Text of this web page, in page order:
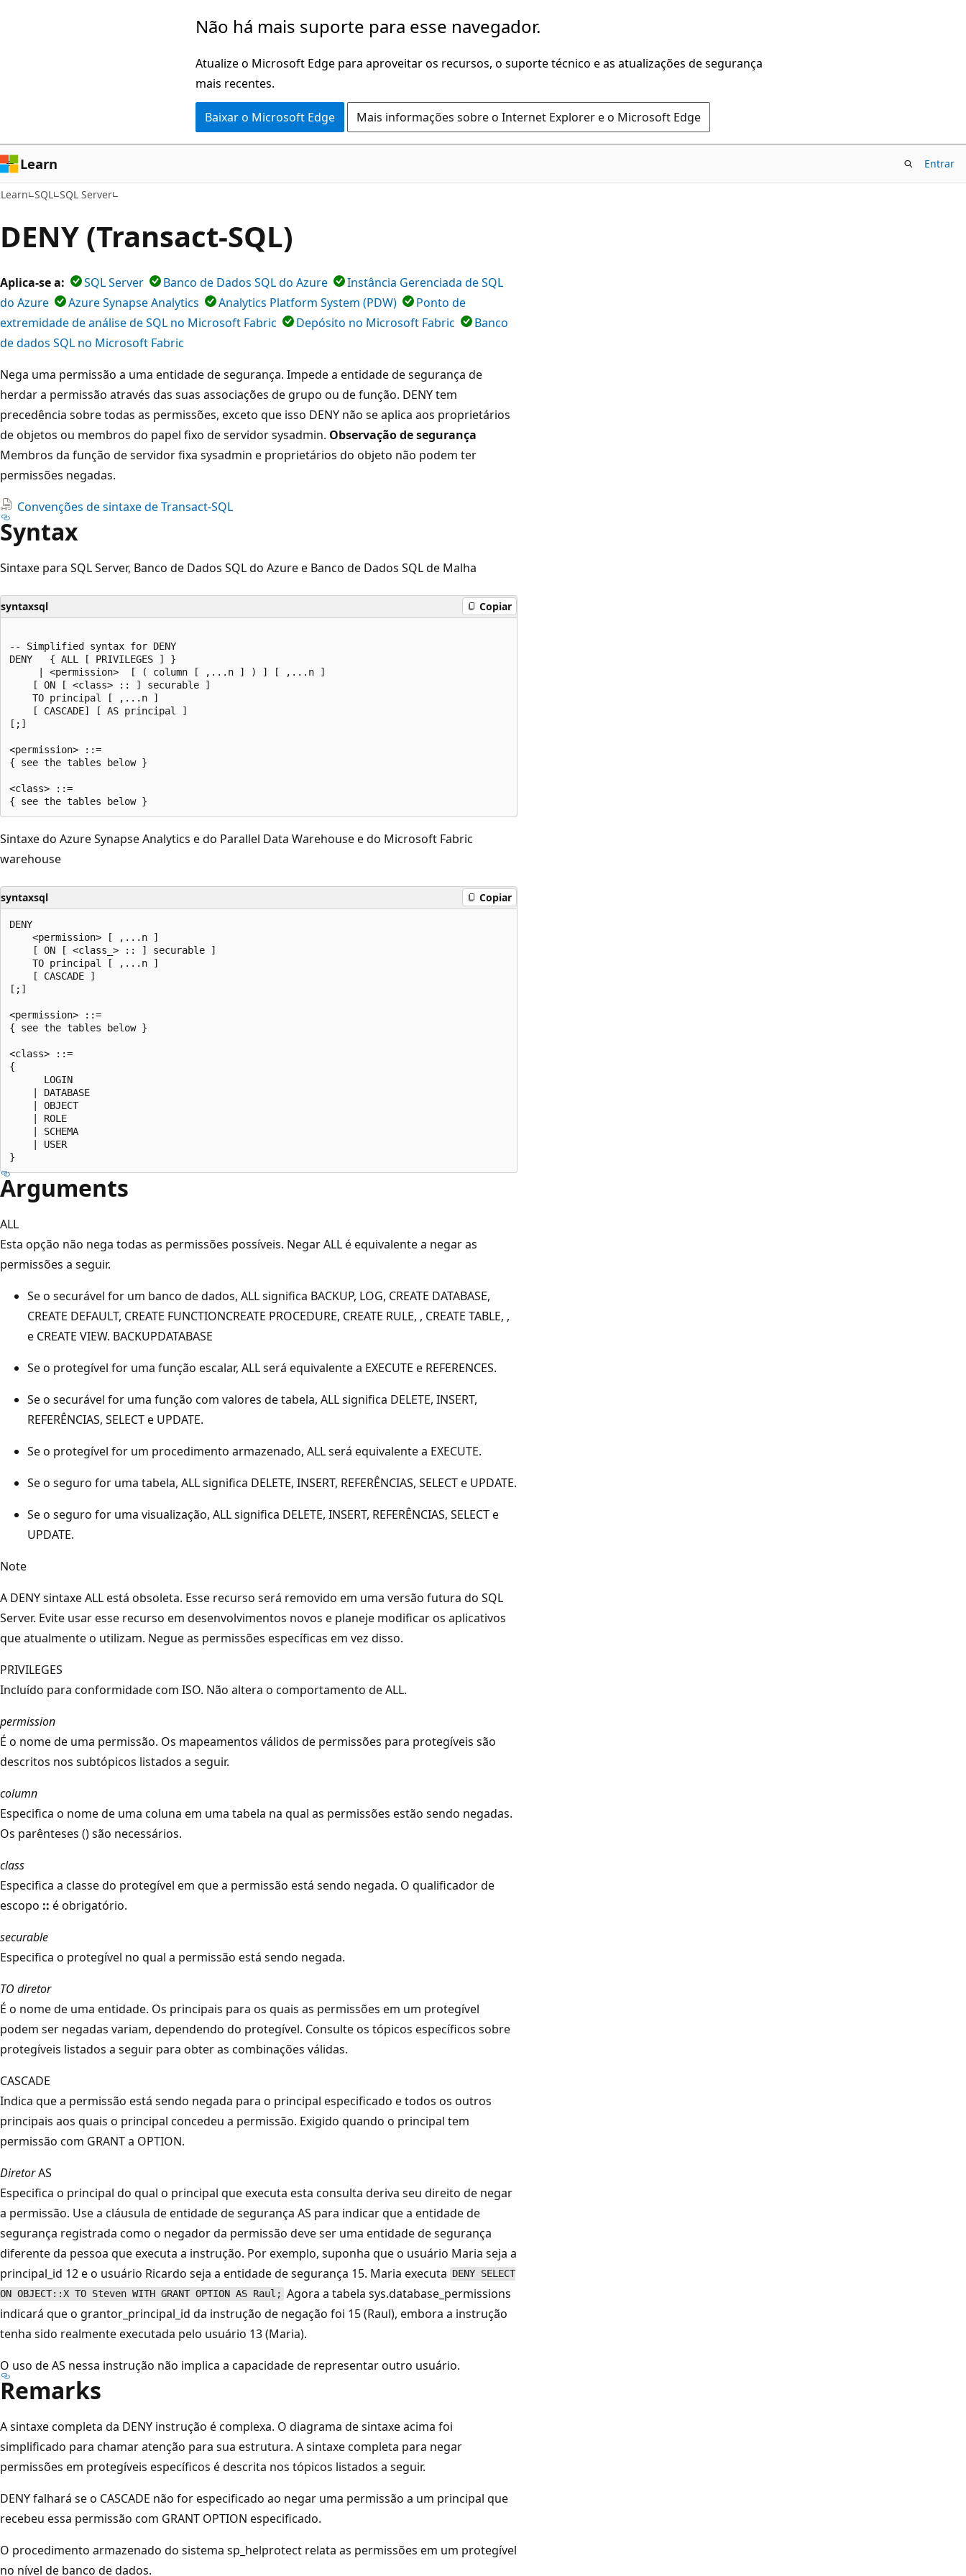
Não há mais suporte para esse navegador.
Atualize o Microsoft Edge para aproveitar os recursos, o suporte técnico e as atualizações de segurança
mais recentes.
Baixar o Microsoft Edge Mais informações sobre o Internet Explorer e o Microsoft Edge
Learn Entrar
Learn SQL SQL Server
DENY (Transact-SQL)
Aplica-se a: SQL Server Banco de Dados SQL do Azure
Instância Gerenciada de SQL
do Azure
Azure Synapse Analytics Analytics Platform System (PDW)
Ponto de
extremidade de análise de SQL no Microsoft Fabric
Depósito no Microsoft Fabric
Banco
de dados SQL no Microsoft Fabric
Nega uma permissão a uma entidade de segurança. Impede a entidade de segurança de
herdar a permissão através das suas associações de grupo ou de função. DENY tem
precedência sobre todas as permissões, exceto que isso DENY não se aplica aos proprietários
de objetos ou membros do papel fixo de servidor sysadmin. Observação de segurança
Membros da função de servidor fixa sysadmin e proprietários do objeto não podem ter
permissões negadas.
Convenções de sintaxe de Transact-SQL
Syntax
Sintaxe para SQL Server, Banco de Dados SQL do Azure e Banco de Dados SQL de Malha
syntaxsql Copiar
-- Simplified syntax for DENY
DENY   { ALL [ PRIVILEGES ] }
     | <permission>  [ ( column [ ,...n ] ) ] [ ,...n ]
    [ ON [ <class> :: ] securable ]
    TO principal [ ,...n ]
    [ CASCADE] [ AS principal ]
[;]
<permission> ::=
{ see the tables below }
<class> ::=
Sintaxe do Azure Synapse Analytics e do Parallel Data Warehouse e do Microsoft Fabric
warehouse
syntaxsql Copiar
DENY
    <permission> [ ,...n ]
    [ ON [ <class_> :: ] securable ]
    TO principal [ ,...n ]
    [ CASCADE ]
[;]
<permission> ::=
{ see the tables below }
<class> ::=
{
      LOGIN
    | DATABASE
    | OBJECT
    | ROLE
    | SCHEMA
    | USER
Arguments
ALL
Esta opção não nega todas as permissões possíveis. Negar ALL é equivalente a negar as
permissões a seguir.
Se o securável for um banco de dados, ALL significa BACKUP, LOG, CREATE DATABASE,
CREATE DEFAULT, CREATE FUNCTIONCREATE PROCEDURE, CREATE RULE, , CREATE TABLE, ,
e CREATE VIEW. BACKUPDATABASE
Se o protegível for uma função escalar, ALL será equivalente a EXECUTE e REFERENCES.
Se o securável for uma função com valores de tabela, ALL significa DELETE, INSERT,
REFERÊNCIAS, SELECT e UPDATE.
Se o protegível for um procedimento armazenado, ALL será equivalente a EXECUTE.
Se o seguro for uma tabela, ALL significa DELETE, INSERT, REFERÊNCIAS, SELECT e UPDATE.
Se o seguro for uma visualização, ALL significa DELETE, INSERT, REFERÊNCIAS, SELECT e
UPDATE.
Note
A DENY sintaxe ALL está obsoleta. Esse recurso será removido em uma versão futura do SQL
Server. Evite usar esse recurso em desenvolvimentos novos e planeje modificar os aplicativos
que atualmente o utilizam. Negue as permissões específicas em vez disso.
PRIVILEGES
Incluído para conformidade com ISO. Não altera o comportamento de ALL.
permission
É o nome de uma permissão. Os mapeamentos válidos de permissões para protegíveis são
descritos nos subtópicos listados a seguir.
column
Especifica o nome de uma coluna em uma tabela na qual as permissões estão sendo negadas.
Os parênteses () são necessários.
class
Especifica a classe do protegível em que a permissão está sendo negada. O qualificador de
escopo :: é obrigatório.
securable
Especifica o protegível no qual a permissão está sendo negada.
TO diretor
É o nome de uma entidade. Os principais para os quais as permissões em um protegível
podem ser negadas variam, dependendo do protegível. Consulte os tópicos específicos sobre
protegíveis listados a seguir para obter as combinações válidas.
CASCADE
Indica que a permissão está sendo negada para o principal especificado e todos os outros
principais aos quais o principal concedeu a permissão. Exigido quando o principal tem
permissão com GRANT a OPTION.
DiretorAS
Especifica o principal do qual o principal que executa esta consulta deriva seu direito de negar
a permissão. Use a cláusula de entidade de segurança AS para indicar que a entidade de
segurança registrada como o negador da permissão deve ser uma entidade de segurança
diferente da pessoa que executa a instrução. Por exemplo, suponha que o usuário Maria seja a
principal_id 12 e o usuário Ricardo seja a entidade de segurança 15. Maria executa DENY SELECT
ON OBJECT::X TO Steven WITH GRANT OPTION AS Raul; Agora a tabela sys.database_permissions
indicará que o grantor_principal_id da instrução de negação foi 15 (Raul), embora a instrução
tenha sido realmente executada pelo usuário 13 (Maria).
O uso de AS nessa instrução não implica a capacidade de representar outro usuário.
Remarks
A sintaxe completa da DENY instrução é complexa. O diagrama de sintaxe acima foi
simplificado para chamar atenção para sua estrutura. A sintaxe completa para negar
permissões em protegíveis específicos é descrita nos tópicos listados a seguir.
DENY falhará se o CASCADE não for especificado ao negar uma permissão a um principal que
recebeu essa permissão com GRANT OPTION especificado.
O procedimento armazenado do sistema sp_helprotect relata as permissões em um protegível
no nível de banco de dados.